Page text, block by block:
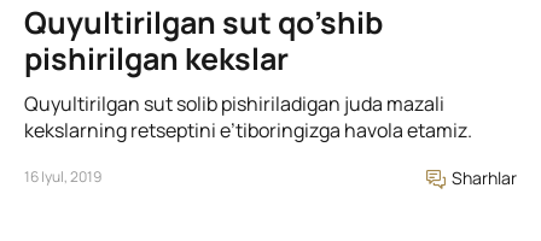
Quyultirilgan sut qo’shib
pishirilgan kekslar
Quyultirilgan sut solib pishiriladigan juda mazali
kekslarning retseptini e’tiboringizga havola etamiz.
16 Iyul, 2019 Sharhlar